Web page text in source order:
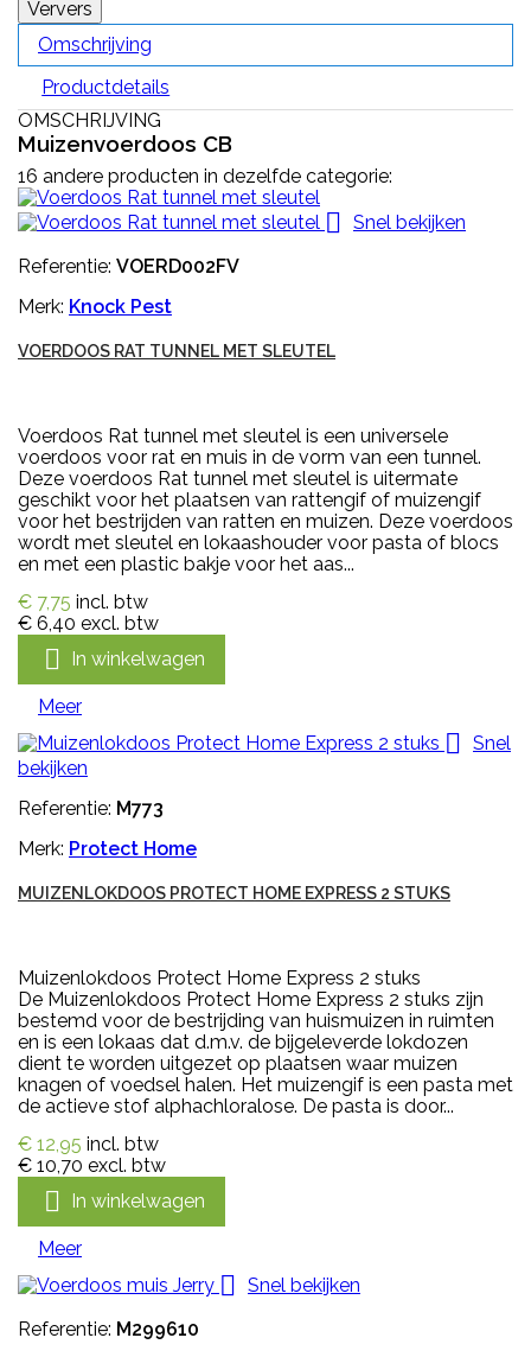
Omschrijving
Productdetails
OMSCHRIJVING
Muizenvoerdoos CB
16 andere producten in dezelfde categorie:

Snel bekijken
Referentie: VOERD002FV
Merk: Knock Pest
VOERDOOS RAT TUNNEL MET SLEUTEL
Voerdoos Rat tunnel met sleutel is een universele
voerdoos voor rat en muis in de vorm van een tunnel.
Deze voerdoos Rat tunnel met sleutel is uitermate
geschikt voor het plaatsen van rattengif of muizengif
voor het bestrijden van ratten en muizen. Deze voerdoos
wordt met sleutel en lokaashouder voor pasta of blocs
en met een plastic bakje voor het aas...
€ 7,75 incl. btw
€ 6,40 excl. btw
 In winkelwagen
Meer

Snel
bekijken
Referentie: M773
Merk: Protect Home
MUIZENLOKDOOS PROTECT HOME EXPRESS 2 STUKS
Muizenlokdoos Protect Home Express 2 stuks
De Muizenlokdoos Protect Home Express 2 stuks zijn
bestemd voor de bestrijding van huismuizen in ruimten
en is een lokaas dat d.m.v. de bijgeleverde lokdozen
dient te worden uitgezet op plaatsen waar muizen
knagen of voedsel halen. Het muizengif is een pasta met
de actieve stof alphachloralose. De pasta is door...
€ 12,95 incl. btw
€ 10,70 excl. btw
 In winkelwagen
Meer

Snel bekijken
Referentie: M299610